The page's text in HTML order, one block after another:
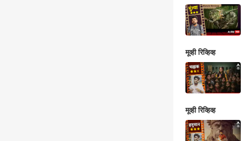
मूव्ही रिव्हिव्ह
मूव्ही रिव्हिव्ह